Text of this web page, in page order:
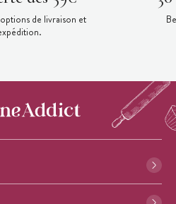
de livraison et